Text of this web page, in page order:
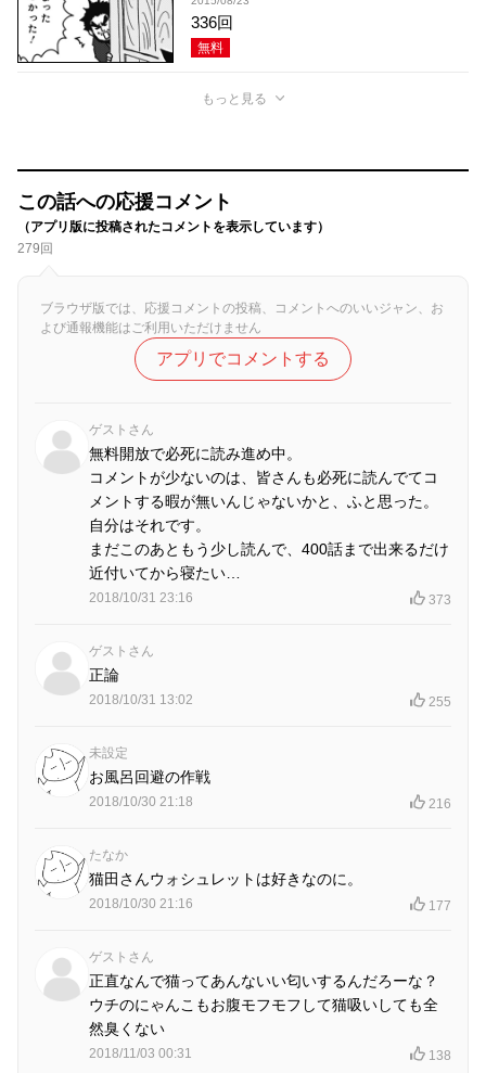
336回
無料
もっと見る
この話への応援コメント
（アプリ版に投稿されたコメントを表示しています）
279回
ブラウザ版では、応援コメントの投稿、コメントへのいいジャン、お
よび通報機能はご利用いただけません
アプリでコメントする
ゲストさん
無料開放で必死に読み進め中。
コメントが少ないのは、皆さんも必死に読んでてコ
メントする暇が無いんじゃないかと、ふと思った。
自分はそれです。
まだこのあともう少し読んで、400話まで出来るだけ
近付いてから寝たい…
2018/10/31 23:16 373
ゲストさん
正論
2018/10/31 13:02 255
未設定
お風呂回避の作戦
2018/10/30 21:18 216
たなか
猫田さんウォシュレットは好きなのに。
2018/10/30 21:16 177
ゲストさん
正直なんで猫ってあんないい匂いするんだろーな？
ウチのにゃんこもお腹モフモフして猫吸いしても全
然臭くない
2018/11/03 00:31 138